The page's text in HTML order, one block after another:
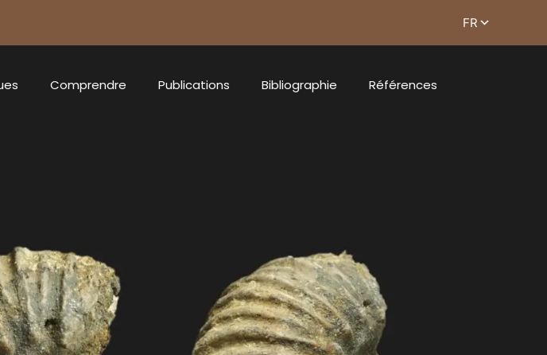
Comprendre Publications Bibliographie Références